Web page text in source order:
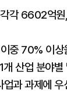
각각 6602억
70% 이상
산업 분야
과 과제에 우